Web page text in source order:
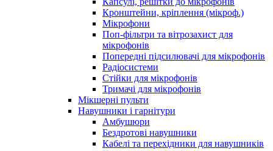
Кронштейни, кріплення (мікроф.)
Мікрофони
Поп-фільтри та вітрозахист для
мікрофонів
Попередні підсилювачі для мікрофонів
Радіосистеми
Стійки для мікрофонів
Тримачі для мікрофонів
Мікшерні пульти
Навушники і гарнітури
Амбушюри
Бездротові навушники
Кабелі та перехідники для навушників